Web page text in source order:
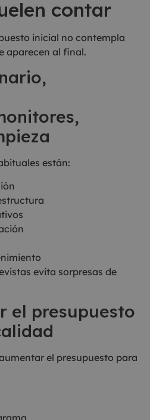
contar
inicial no contempla
aparecen al final.
están:
evita sorpresas de
el presupuesto
el presupuesto para